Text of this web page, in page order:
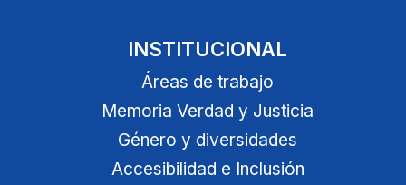
INSTITUCIONAL
Áreas de trabajo
Memoria Verdad y Justicia
Género y diversidades
Accesibilidad e Inclusión